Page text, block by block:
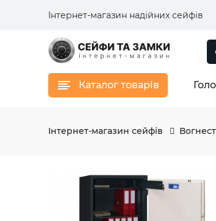
Інтернет-магазин надійних сейфів
Каталог товарів
Інтернет-магазин сейфів